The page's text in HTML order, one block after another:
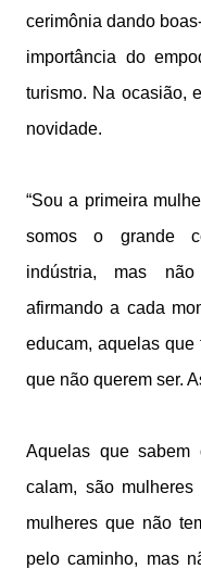
cerimônia dando
importância do
turismo. Na ocasião,
novidade.
“Sou a primeira
somos o grande
indústria, mas
afirmando a cada
educam, aquelas
que não querem ser.
Aquelas que
calam, são mulheres
mulheres que não
pelo caminho, mas